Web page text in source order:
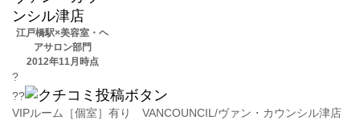
江戸橋駅×美容室・ヘ
アサロン部門
2012年11月時点
?
??
VIPルーム［個室］有り VANCOUNCIL/ヴァン・カウンシル津店